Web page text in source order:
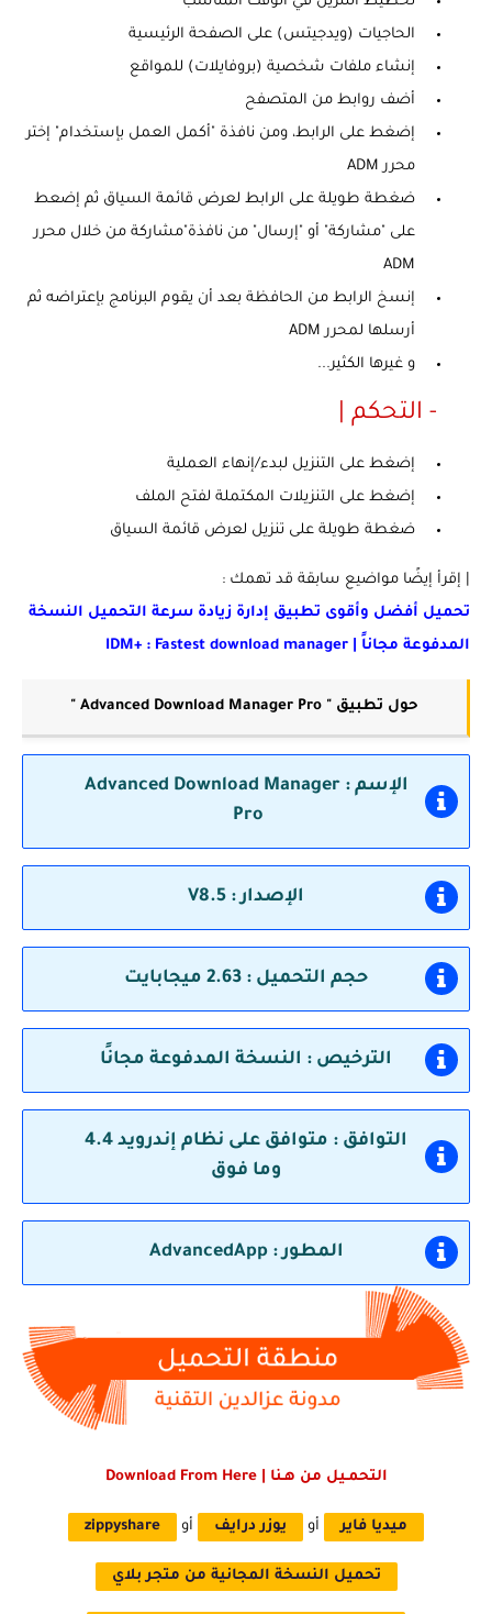
الحاجيات (ويدجيتس) على الصفحة الرئيسية
إنشاء ملفات شخصية (بروفايلات) للمواقع
أضف روابط من المتصفح
إضغط على الرابط، ومن نافذة "أكمل العمل بإستخدام" إختر
محرر ADM
ضغطة طويلة على الرابط لعرض قائمة السياق ثم إضعط
على "مشاركة" أو "إرسال" من نافذة"مشاركة من خلال محرر
ADM
إنسخ الرابط من الحافظة بعد أن يقوم البرنامج بإعتراضه ثم
أرسلها لمحرر ADM
و غيرها الكثير...
- التحكم |
إضغط على التنزيل لبدء/إنهاء العملية
إضغط على التنزيلات المكتملة لفتح الملف
ضغطة طويلة على تنزيل لعرض قائمة السياق
| إقرأ إيضًا مواضيع سابقة قد تهمك :
تحميل أفضل وأقوى تطبيق إدارة زيادة سرعة التحميل النسخة
المدفوعة مجاناً | IDM+ : Fastest download manager
حول تطبيق " Advanced Download Manager Pro "
الإسم :Advanced Download Manager
Pro
الإصدار : V8.5
حجم التحميل : 2.63 ميجابايت
الترخيص : النسخة المدفوعة مجانًا
التوافق : متوافق على نظام إندرويد 4.4
وما فوق
المطور : AdvancedApp
التحمـيل من هـنا | Download From Here
ميديا فاير أو يوزر درايف أو zippyshare
تحميل النسخة المجانية من متجر بلاي